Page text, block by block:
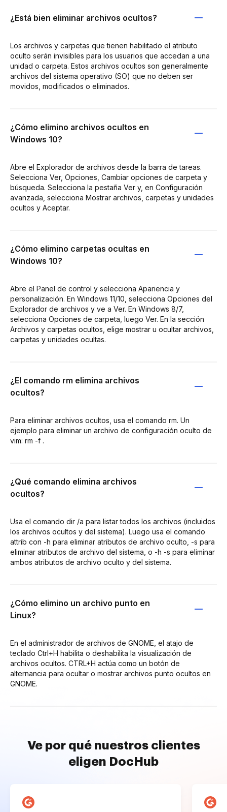
¿Está bien eliminar archivos ocultos?
Los archivos y carpetas que tienen habilitado el atributo
oculto serán invisibles para los usuarios que accedan a una
unidad o carpeta. Estos archivos ocultos son generalmente
archivos del sistema operativo (SO) que no deben ser
movidos, modificados o eliminados.
¿Cómo elimino archivos ocultos en
Windows 10?
Abre el Explorador de archivos desde la barra de tareas.
Selecciona Ver, Opciones, Cambiar opciones de carpeta y
búsqueda. Selecciona la pestaña Ver y, en Configuración
avanzada, selecciona Mostrar archivos, carpetas y unidades
ocultos y Aceptar.
¿Cómo elimino carpetas ocultas en
Windows 10?
Abre el Panel de control y selecciona Apariencia y
personalización. En Windows 11/10, selecciona Opciones del
Explorador de archivos y ve a Ver. En Windows 8/7,
selecciona Opciones de carpeta, luego Ver. En la sección
Archivos y carpetas ocultos, elige mostrar u ocultar archivos,
carpetas y unidades ocultas.
¿El comando rm elimina archivos
ocultos?
Para eliminar archivos ocultos, usa el comando rm. Un
ejemplo para eliminar un archivo de configuración oculto de
vim: rm -f .
¿Qué comando elimina archivos
ocultos?
Usa el comando dir /a para listar todos los archivos (incluidos
los archivos ocultos y del sistema). Luego usa el comando
attrib con -h para eliminar atributos de archivo oculto, -s para
eliminar atributos de archivo del sistema, o -h -s para eliminar
ambos atributos de archivo oculto y del sistema.
¿Cómo elimino un archivo punto en
Linux?
En el administrador de archivos de GNOME, el atajo de
teclado Ctrl+H habilita o deshabilita la visualización de
archivos ocultos. CTRL+H actúa como un botón de
alternancia para ocultar o mostrar archivos punto ocultos en
GNOME.
Ve por qué nuestros clientes
eligen DocHub